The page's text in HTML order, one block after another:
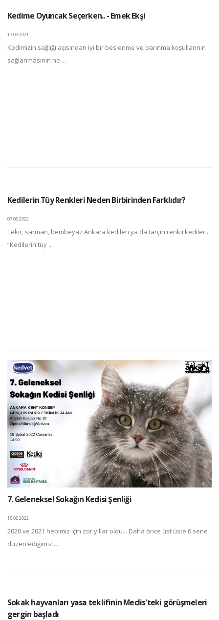
Kedime Oyuncak Seçerken.. - Emek Ekşi
19.03.2021
Kedimizin sağlığı açısından iyi bir beslenme ve barınma koşullarının
sağlanmasının ne ...
Kedilerin Tüy Renkleri Neden Birbirinden Farklıdır?
07.08.2022
Tekir, sarman, bembeyaz Ankara kedileri ya da tarçın renkli kediler..
“Kedilerin tüy ...
7. Geleneksel Sokağın Kedisi Şenliği
15.02.2022
2020 ve 2021 hepimiz için zor yıllar oldu... Daha önce üst üste 6 sene
düzenlediğimiz ...
Sokak hayvanları yasa teklifinin Meclis'teki görüşmeleri
gergin başladı